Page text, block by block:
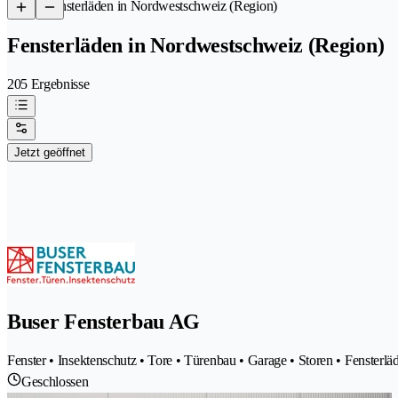
/Fensterläden in Nordwestschweiz (Region)
Fensterläden in Nordwestschweiz (Region)
205 Ergebnisse
Jetzt geöffnet
Buser Fensterbau AG
Fenster • Insektenschutz • Tore • Türenbau • Garage • Storen •
Geschlossen